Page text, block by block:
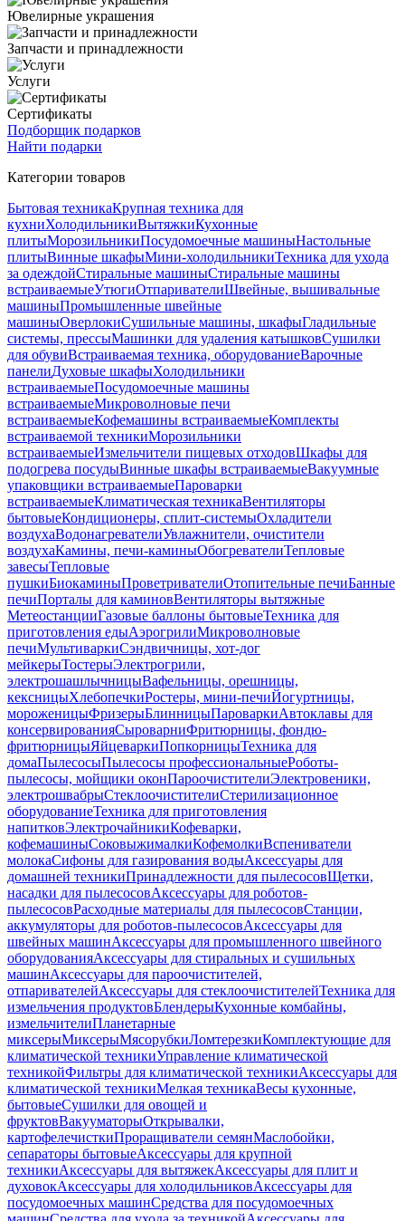
Ювелирные украшения
Запчасти и принадлежности
Услуги
Сертификаты
Подборщик подарков
Найти подарки
Категории товаров
Бытовая техникаКрупная техника для
кухниХолодильникиВытяжкиКухонные
плитыМорозильникиПосудомоечные машиныНастольные
плитыВинные шкафыМини-холодильникиТехника для ухода
за одеждойСтиральные машиныСтиральные машины
встраиваемыеУтюгиОтпаривателиШвейные, вышивальные
машиныПромышленные швейные
машиныОверлокиСушильные машины, шкафыГладильные
системы, прессыМашинки для удаления катышковСушилки
для обувиВстраиваемая техника, оборудованиеВарочные
панелиДуховые шкафыХолодильники
встраиваемыеПосудомоечные машины
встраиваемыеМикроволновые печи
встраиваемыеКофемашины встраиваемыеКомплекты
встраиваемой техникиМорозильники
встраиваемыеИзмельчители пищевых отходовШкафы для
подогрева посудыВинные шкафы встраиваемыеВакуумные
упаковщики встраиваемыеПароварки
встраиваемыеКлиматическая техникаВентиляторы
бытовыеКондиционеры, сплит-системыОхладители
воздухаВодонагревателиУвлажнители, очистители
воздухаКамины, печи-каминыОбогревателиТепловые
завесыТепловые
пушкиБиокаминыПроветривателиОтопительные печиБанные
печиПорталы для каминовВентиляторы вытяжные
МетеостанцииГазовые баллоны бытовыеТехника для
приготовления едыАэрогрилиМикроволновые
печиМультиваркиСэндвичницы, хот-дог
мейкерыТостерыЭлектрогрили,
электрошашлычницыВафельницы, орешницы,
кексницыХлебопечкиРостеры, мини-печиЙогуртницы,
мороженицыФризерыБлинницыПароваркиАвтоклавы для
консервированияСыроварниФритюрницы, фондю-
фритюрницыЯйцеваркиПопкорницыТехника для
домаПылесосыПылесосы профессиональныеРоботы-
пылесосы, мойщики оконПароочистителиЭлектровеники,
электрошвабрыСтеклоочистителиСтерилизационное
оборудованиеТехника для приготовления
напитковЭлектрочайникиКофеварки,
кофемашиныСоковыжималкиКофемолкиВспениватели
молокаСифоны для газирования водыАксессуары для
домашней техникиПринадлежности для пылесосовЩетки,
насадки для пылесосовАксессуары для роботов-
пылесосовРасходные материалы для пылесосовСтанции,
аккумуляторы для роботов-пылесосовАксессуары для
швейных машинАксессуары для промышленного швейного
оборудованияАксессуары для стиральных и сушильных
машинАксессуары для пароочистителей,
отпаривателейАксессуары для стеклоочистителейТехника для
измельчения продуктовБлендерыКухонные комбайны,
измельчителиПланетарные
миксерыМиксерыМясорубкиЛомтерезкиКомплектующие для
климатической техникиУправление климатической
техникойФильтры для климатической техникиАксессуары для
климатической техникиМелкая техникаВесы кухонные,
бытовыеСушилки для овощей и
фруктовВакууматорыОткрывалки,
картофелечисткиПроращиватели семянМаслобойки,
сепараторы бытовыеАксессуары для крупной
техникиАксессуары для вытяжекАксессуары для плит и
духовокАксессуары для холодильниковАксессуары для
посудомоечных машинСредства для посудомоечных